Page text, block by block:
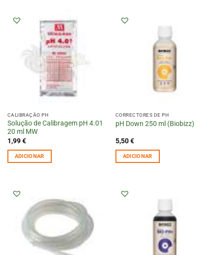
CALIBRAÇÃO PH
Solução de Calibragem pH 4.01
20 ml MW
1,99€
ADICIONAR
CORRECTORES DE PH
pH Down 250 ml (Biobizz)
5,50€
ADICIONAR